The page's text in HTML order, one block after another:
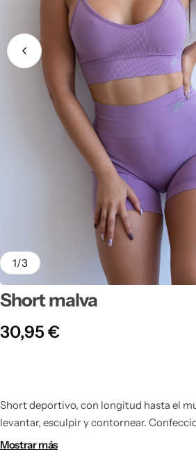
1/3
Short malva
30,95€
Short deportivo, con longitud hasta el
levantar, esculpir y contornear.
costuras, suave, elástico y de secado
Mostrar más